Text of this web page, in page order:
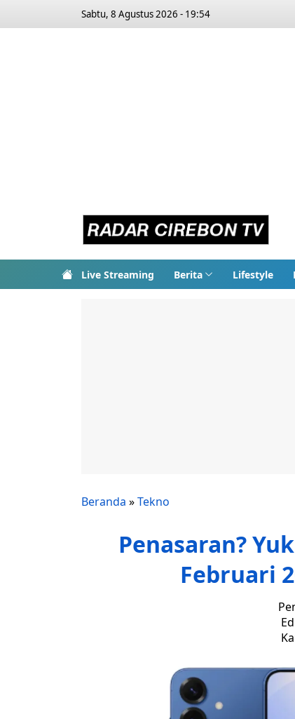
Sabtu, 8 Agustus 2026 - 19:54
Live Streaming Berita Lifestyle
Beranda »Tekno
Penasaran?
Februari